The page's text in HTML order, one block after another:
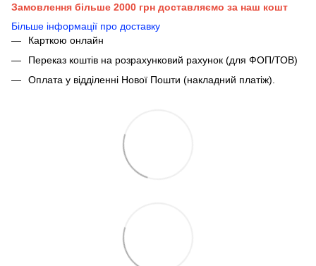
Замовлення більше 2000 грн доставляємо за наш кошт
Більше інформації про доставку
Карткою онлайн
Переказ коштів на розрахунковий рахунок (для ФОП/ТОВ)
Оплата у відділенні Нової Пошти (накладний платіж).